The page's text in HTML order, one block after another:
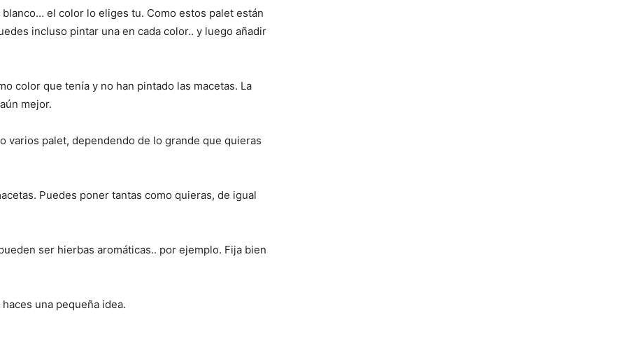
el color lo eliges tu. Como estos palet están
incluso pintar una en cada color.. y luego añadir
color que tenía y no han pintado las macetas. La
mejor.
varios palet, dependendo de lo grande que quieras
Puedes poner tantas como quieras, de igual
ser hierbas aromáticas.. por ejemplo. Fija bien
una pequeña idea.